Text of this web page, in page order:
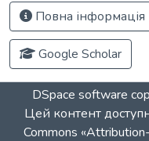
Повна
Google Scholar
DSpace software
Цей контент
Commons